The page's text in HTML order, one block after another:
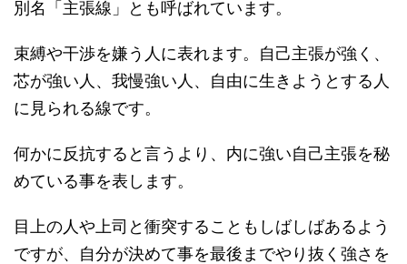
別名「主張線」とも呼ばれています。
束縛や干渉を嫌う人に表れます。自己主張が強く、
芯が強い人、我慢強い人、自由に生きようとする人
に見られる線です。
何かに反抗すると言うより、内に強い自己主張を秘
めている事を表します。
目上の人や上司と衝突することもしばしばあるよう
ですが、自分が決めて事を最後までやり抜く強さを